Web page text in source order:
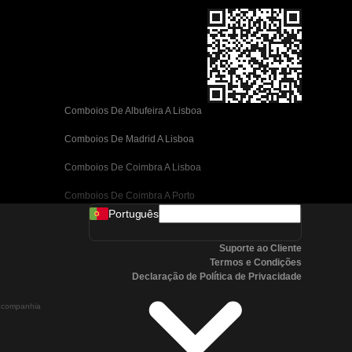
Comboios De Albufeira A Lisboa
Comboios De Madrid A Lisboa
Comboios De Coimbra A Lisboa
Comboios De Coimbra A Porto
Comboios De Valência A Barcelona
Comboios De Málaga A Barcelona
Comboios De Málaga A Madrid
Comboios De Córdoba A Madrid
Português
Suporte ao Cliente
Termos e Condições
Declaração de Política de Privacidade